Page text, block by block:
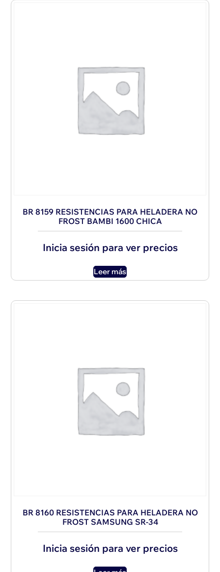
BR 8159 RESISTENCIAS PARA HELADERA NO
FROST BAMBI 1600 CHICA
Inicia sesión para ver precios
Leer más
BR 8160 RESISTENCIAS PARA HELADERA NO
FROST SAMSUNG SR-34
Inicia sesión para ver precios